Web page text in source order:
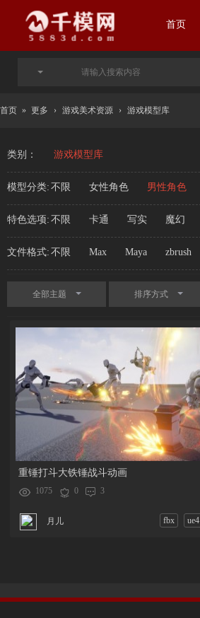
首页
首页 » 更多 › 游戏美术资源 › 游戏模型库
类别： 游戏模型库
模型分类: 不限 女性角色 男性角色
特色选项: 不限 卡通 写实 魔幻
文件格式: 不限 Max Maya zbrush
全部主题 排序方式
重锤打斗大铁锤战斗动画
1075 0 3
月儿 fbx ue4